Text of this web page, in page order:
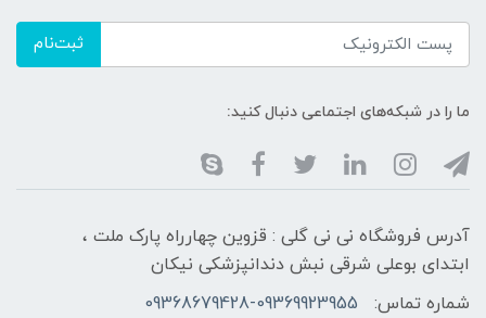
ثبت‌نام
ما را در شبکه‌های اجتماعی دنبال کنید:
آدرس فروشگاه نی نی گلی : قزوین چهارراه پارک ملت ،
ابتدای بوعلی شرقی نبش دندانپزشکی نیکان
شماره تماس:
09368679428-09369923955